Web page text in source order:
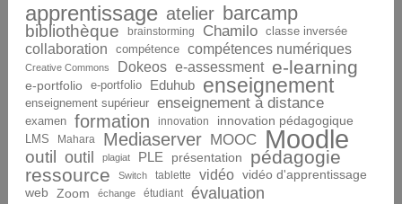
apprentissage atelier barcamp
bibliothèque brainstorming Chamilo classe inversée
collaboration compétence compétences numériques
Creative Commons Dokeos e-assessment e-learning
e-portfolio e-portfolio Eduhub enseignement
enseignement supérieur enseignement à distance
examen formation innovation innovation pédagogique
LMS Mahara Mediaserver MOOC Moodle
outil outil plagiat PLE présentation
pédagogie
ressource
Switch tablette vidéo
vidéo d'apprentissage
web
Zoom échange étudiant évaluation